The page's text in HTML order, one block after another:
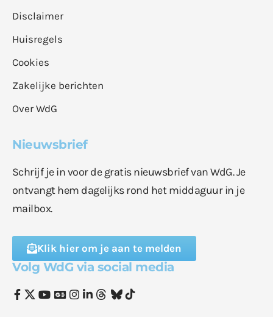
Disclaimer
Huisregels
Cookies
Zakelijke berichten
Over WdG
Nieuwsbrief
Schrijf je in voor de gratis nieuwsbrief van WdG. Je
ontvangt hem dagelijks rond het middaguur in je
mailbox.
Klik hier om je aan te melden
Volg WdG via social media